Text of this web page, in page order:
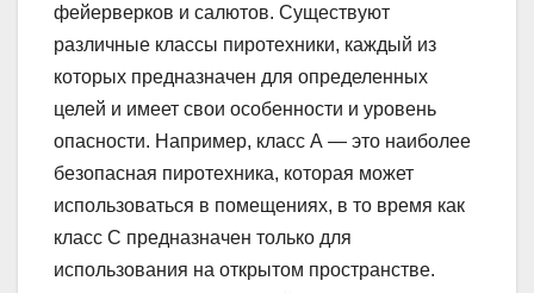
фейерверков и салютов. Существуют
различные классы пиротехники, каждый из
которых предназначен для определенных
целей и имеет свои особенности и уровень
опасности. Например, класс А — это наиболее
безопасная пиротехника, которая может
использоваться в помещениях, в то время как
класс С предназначен только для
использования на открытом пространстве.